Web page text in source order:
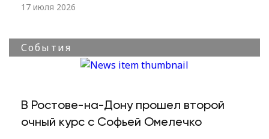
17 июля 2026
События
В Ростове-на-Дону прошел второй
очный курс с Софьей Омелечко